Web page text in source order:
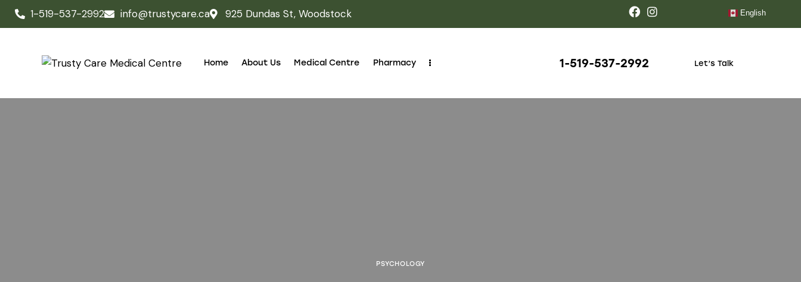
1-519-537-2992 info@trustycare.ca 925 Dundas St, Woodstock English
Home About Us Medical Centre Pharmacy 1-519-537-2992 Let’s Talk
PSYCHOLOGY